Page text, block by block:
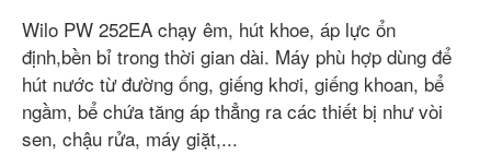
Wilo PW 252EA chạy êm, hút khoe, áp lực ổn
định,bền bỉ trong thời gian dài. Máy phù hợp dùng để
hút nước từ đường ống, giếng khơi, giếng khoan, bể
ngầm, bể chứa tăng áp thẳng ra các thiết bị như vòi
sen, chậu rửa, máy giặt,...